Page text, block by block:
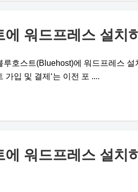
에 워드프레스 설치
루호스트(Bluehost)에 워드프레스
가입 및 결제‘는 이전 포 ....
에 워드프레스 설치